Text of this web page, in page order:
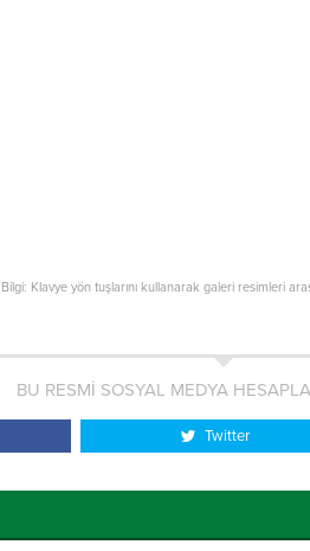
Bilgi: Klavye yön tuşlarını kullanarak galeri resimleri
BU RESMİ SOSYAL MEDYA
Twitter